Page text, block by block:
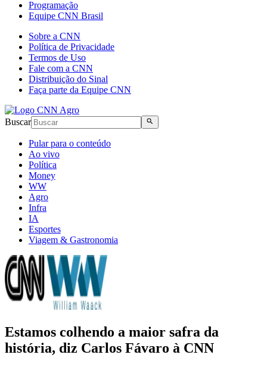
Programação
Equipe CNN Brasil
Sobre a CNN
Política de Privacidade
Termos de Uso
Fale com a CNN
Distribuição do Sinal
Faça parte da Equipe CNN
Buscar
Pular para o conteúdo
Ao vivo
Política
Money
WW
Agro
Infra
IA
Esportes
Viagem & Gastronomia
Estamos colhendo a maior safra da
história, diz Carlos Fávaro à CNN